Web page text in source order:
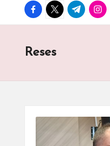
facebook.com
twitter.com
t.me
Reses